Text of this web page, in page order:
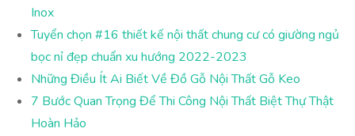
Inox
Tuyển chọn #16 thiết kế nội thất chung cư có giường ngủ
bọc nỉ đẹp chuẩn xu hướng 2022-2023
Những Điều Ít Ai Biết Về Đồ Gỗ Nội Thất Gỗ Keo
7 Bước Quan Trọng Để Thi Công Nội Thất Biệt Thự Thật
Hoàn Hảo